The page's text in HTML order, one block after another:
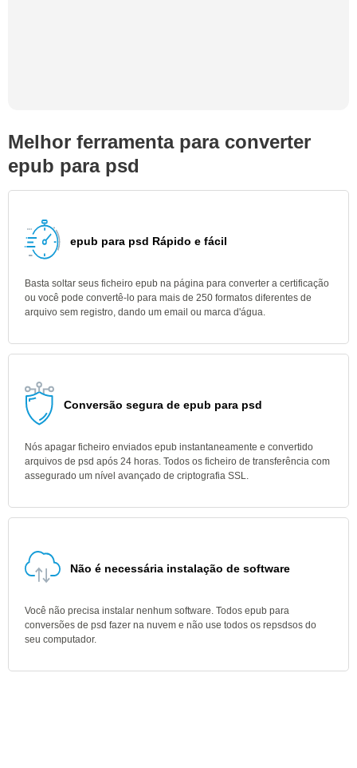
Melhor ferramenta para converter
epub para psd
epub para psd Rápido e fácil
Basta soltar seus ficheiro epub na página para converter a certificação
ou você pode convertê-lo para mais de 250 formatos diferentes de
arquivo sem registro, dando um email ou marca d'água.
Conversão segura de epub para psd
Nós apagar ficheiro enviados epub instantaneamente e convertido
arquivos de psd após 24 horas. Todos os ficheiro de transferência com
assegurado um nível avançado de criptografia SSL.
Não é necessária instalação de software
Você não precisa instalar nenhum software. Todos epub para
conversões de psd fazer na nuvem e não use todos os repsdsos do
seu computador.